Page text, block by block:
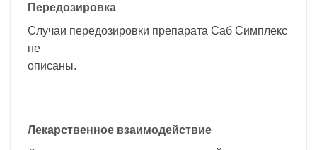
Передозировка
Случаи передозировки препарата Саб Симплекс
не
описаны.
Лекарственное взаимодействие